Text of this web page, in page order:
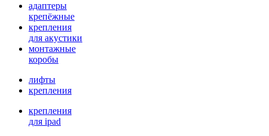
адаптеры
крепёжные
крепления
для акустики
монтажные
коробы
лифты
крепления
крепления
для ipad